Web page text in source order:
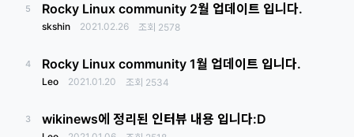
5 Rocky Linux community 2월 업데이트 입니다.
skshin 2021.02.26 조회 2578
4 Rocky Linux community 1월 업데이트 입니다.
Leo 2021.01.20 조회 2534
3 wikinews에 정리된 인터뷰 내용 입니다:D